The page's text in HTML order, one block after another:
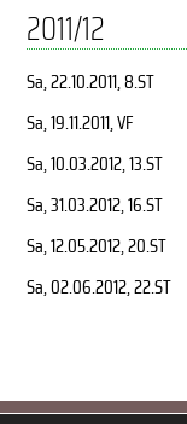
2011/12
Sa, 22.10.2011, 8.ST
Sa, 19.11.2011, VF
Sa, 10.03.2012, 13.ST
Sa, 31.03.2012, 16.ST
Sa, 12.05.2012, 20.ST
Sa, 02.06.2012, 22.ST